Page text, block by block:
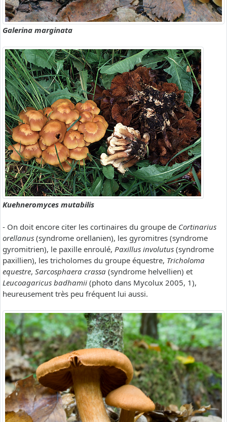
Galerina marginata
Kuehneromyces mutabilis
- On doit encore citer les cortinaires du groupe de Cortinarius
orellanus (syndrome orellanien), les gyromitres (syndrome
gyromitrien), le paxille enroulé, Paxillus involutus (syndrome
paxillien), les tricholomes du groupe équestre, Tricholoma
equestre, Sarcosphaera crassa (syndrome helvellien) et
Leucoagaricus badhamii (photo dans Mycolux 2005, 1),
heureusement très peu fréquent lui aussi.